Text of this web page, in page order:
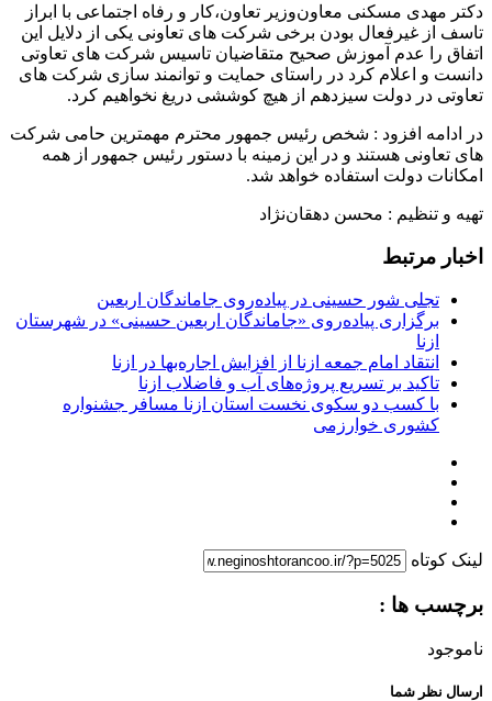
دکتر مهدی مسکنی معاون‌وزیر تعاون،کار و رفاه اجتماعی با ابراز
تاسف از غیرفعال بودن برخی شرکت های تعاونی یکی از دلایل این
اتفاق را عدم آموزش صحیح متقاضیان تاسیس شرکت های تعاوتی
دانست و اعلام کرد در راستای حمایت‌ و توانمند سازی شرکت های
تعاوتی در دولت سیزدهم از هیچ کوششی دریغ نخواهیم کرد.
در ادامه افزود : شخص رئیس جمهور محترم مهمترین حامی شرکت
های تعاونی هستند و در این زمینه با دستور رئیس جمهور از همه
امکانات دولت استفاده خواهد شد.
تهیه و تنظیم : محسن دهقان‌نژاد
اخبار مرتبط
تجلی شور حسینی در پیاده‌روی جاماندگان اربعین
برگزاری پیاده‌روی «جاماندگان اربعین حسینی» در شهرستان
ازنا
انتقاد امام جمعه ازنا از افزایش اجاره‌بها در ازنا
تاکید بر تسریع پروژه‌های آب و فاضلاب ازنا
با کسب دو سکوی نخست استان ازنا مسافر جشنواره
کشوری خوارزمی
لینک کوتاه
برچسب ها :
ناموجود
ارسال نظر شما